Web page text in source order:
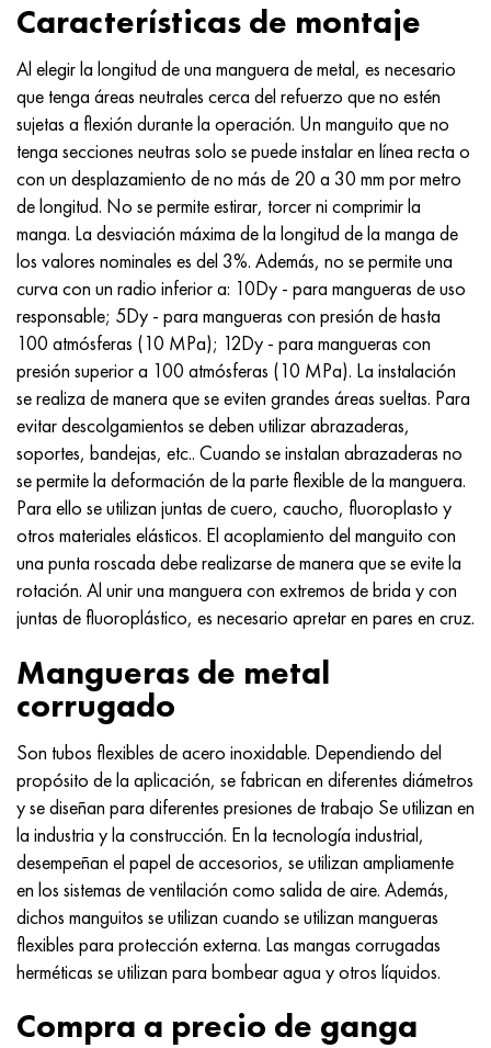
Características de montaje
Al elegir la longitud de una manguera de metal, es necesario
que tenga áreas neutrales cerca del refuerzo que no estén
sujetas a flexión durante la operación. Un manguito que no
tenga secciones neutras solo se puede instalar en línea recta o
con un desplazamiento de no más de 20 a 30 mm por metro
de longitud. No se permite estirar, torcer ni comprimir la
manga. La desviación máxima de la longitud de la manga de
los valores nominales es del 3%. Además, no se permite una
curva con un radio inferior a: 10Dy - para mangueras de uso
responsable; 5Dy - para mangueras con presión de hasta
100 atmósferas (10 MPa); 12Dy - para mangueras con
presión superior a 100 atmósferas (10 MPa). La instalación
se realiza de manera que se eviten grandes áreas sueltas. Para
evitar descolgamientos se deben utilizar abrazaderas,
soportes, bandejas, etc.. Cuando se instalan abrazaderas no
se permite la deformación de la parte flexible de la manguera.
Para ello se utilizan juntas de cuero, caucho, fluoroplasto y
otros materiales elásticos. El acoplamiento del manguito con
una punta roscada debe realizarse de manera que se evite la
rotación. Al unir una manguera con extremos de brida y con
juntas de fluoroplástico, es necesario apretar en pares en cruz.
Mangueras de metal
corrugado
Son tubos flexibles de acero inoxidable. Dependiendo del
propósito de la aplicación, se fabrican en diferentes diámetros
y se diseñan para diferentes presiones de trabajo Se utilizan en
la industria y la construcción. En la tecnología industrial,
desempeñan el papel de accesorios, se utilizan ampliamente
en los sistemas de ventilación como salida de aire. Además,
dichos manguitos se utilizan cuando se utilizan mangueras
flexibles para protección externa. Las mangas corrugadas
herméticas se utilizan para bombear agua y otros líquidos.
Compra a precio de ganga